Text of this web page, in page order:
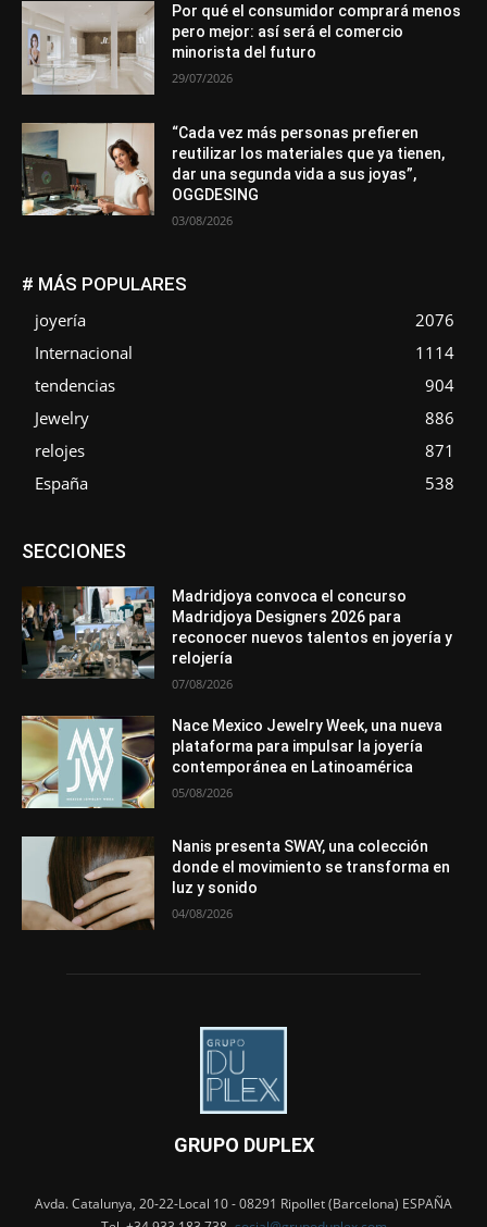
Por qué el consumidor comprará menos
pero mejor: así será el comercio
minorista del futuro
29/07/2026
“Cada vez más personas prefieren
reutilizar los materiales que ya tienen,
dar una segunda vida a sus joyas”,
OGGDESING
03/08/2026
# MÁS POPULARES
joyería
2076
Internacional
1114
tendencias
904
Jewelry
886
relojes
871
España
538
SECCIONESAsociaciones
Entrevistas
Mundo Técnico
Novedades Opiniones
Perspectiva
Premios
Secciones Sin categoría
Más
Madridjoya convoca el concurso
Madridjoya Designers 2026 para
reconocer nuevos talentos en joyería y
relojería
07/08/2026
Nace Mexico Jewelry Week, una nueva
plataforma para impulsar la joyería
contemporánea en Latinoamérica
05/08/2026
Nanis presenta SWAY, una colección
donde el movimiento se transforma en
luz y sonido
04/08/2026
GRUPO DUPLEX
Avda. Catalunya, 20-22-Local 10 - 08291 Ripollet (Barcelona) ESPAÑA